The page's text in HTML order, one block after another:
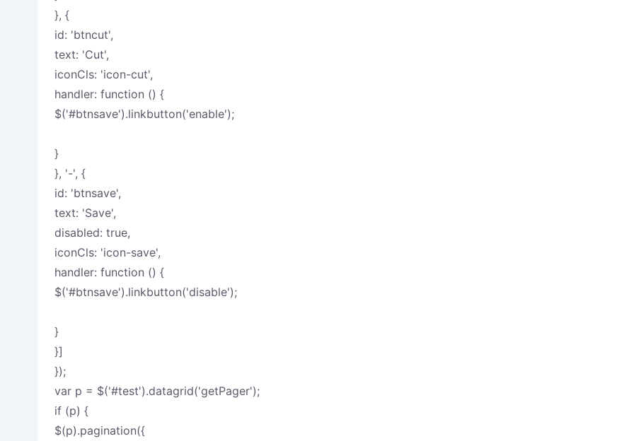
}, {
id: 'btncut',
text: 'Cut',
iconCls: 'icon-cut',
handler: function () {
$('#btnsave').linkbutton('enable');
}
}, '-', {
id: 'btnsave',
text: 'Save',
disabled: true,
iconCls: 'icon-save',
handler: function () {
$('#btnsave').linkbutton('disable');
}
}]
});
var p = $('#test').datagrid('getPager');
if (p) {
$(p).pagination({